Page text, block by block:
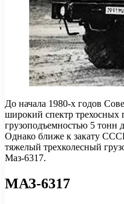
До начала 1980-х годов
широкий спектр трехосных
грузоподъемностью 5 тонн
Однако ближе к закату
тяжелый трехколесный
Маз-6317.
МАЗ-6317